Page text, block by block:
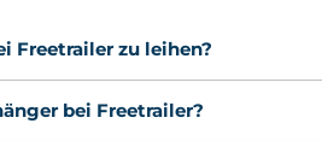
Freetrailer zu leihen?
bei Freetrailer?